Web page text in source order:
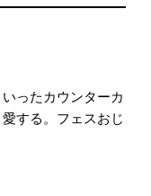
ったカウンターカ
する。フェスおじ